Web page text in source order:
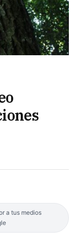
a tus medios